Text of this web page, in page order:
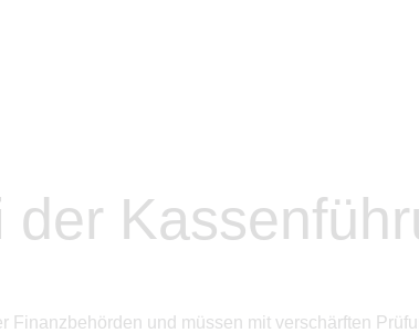
und müssen mit verschärften